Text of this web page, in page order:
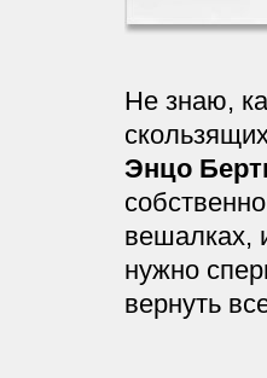
Не знаю,
Энцо
вешалках,
нужно
вернуть